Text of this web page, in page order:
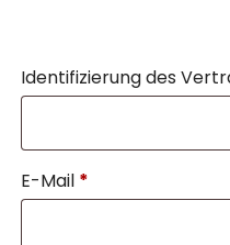
Identifizierung des
E-Mail *